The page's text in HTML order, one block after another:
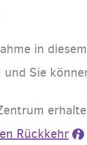
in
und Sie
Rückkehr